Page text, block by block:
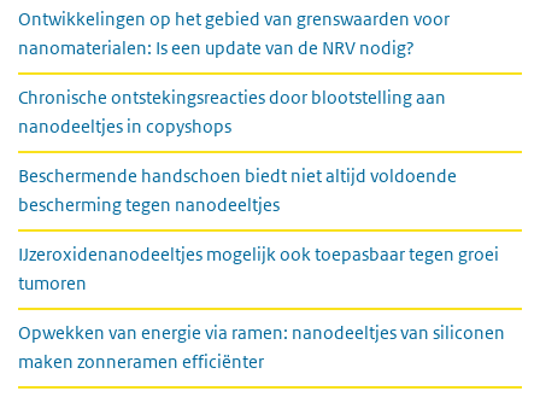
Ontwikkelingen op het gebied van grenswaarden voor
nanomaterialen: Is een update van de NRV nodig?
Chronische ontstekingsreacties door blootstelling aan
nanodeeltjes in copyshops
Beschermende handschoen biedt niet altijd voldoende
bescherming tegen nanodeeltjes
IJzeroxidenanodeeltjes mogelijk ook toepasbaar tegen groei
tumoren
Opwekken van energie via ramen: nanodeeltjes van siliconen
maken zonneramen efficiënter